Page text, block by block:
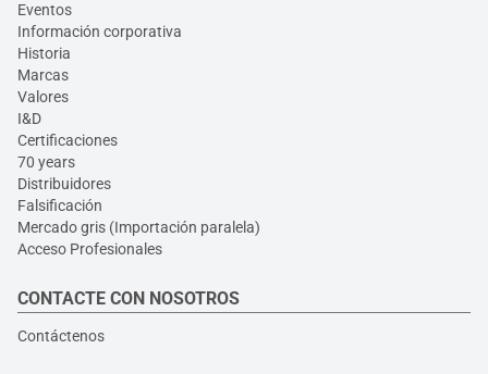
Eventos
Información corporativa
Historia
Marcas
Valores
I&D
Certificaciones
70 years
Distribuidores
Falsificación
Mercado gris (Importación paralela)
Acceso Profesionales
CONTACTE CON NOSOTROS
Contáctenos